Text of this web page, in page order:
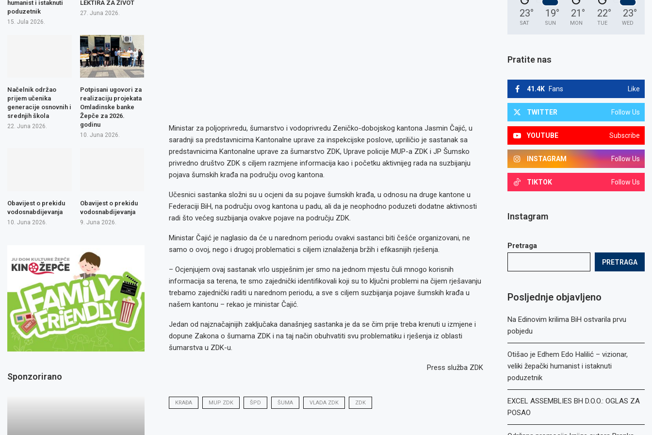
Ministar za poljoprivredu, šumarstvo i vodoprivredu Zeničko-dobojskog kantona Jasmin Čajić, u
saradnji sa predstavnicima Kantonalne uprave za inspekcijske poslove, upriličio je sastanak sa
predstavnicima Kantonalne uprave za šumarstvo ZDK, Uprave policije MUP-a ZDK i JP Šumsko
privredno društvo ZDK s ciljem razmjene informacija kao i početku aktivnijeg rada na suzbijanju
pojava šumskih krađa na području ovog kantona.
Učesnici sastanka složni su u ocjeni da su pojave šumskih krađa, u odnosu na druge kantone u
Federaciji BiH, na području ovog kantona u padu, ali da je neophodno poduzeti dodatne aktivnosti
radi što većeg suzbijanja ovakve pojave na području ZDK.
Ministar Čajić je naglasio da će u narednom periodu ovakvi sastanci biti češće organizovani, ne
samo o ovoj, nego i drugoj problematici s ciljem iznalaženja bržih i efikasnijih rješenja.
– Ocjenjujem ovaj sastanak vrlo uspješnim jer smo na jednom mjestu čuli mnogo korisnih
informacija sa terena, te smo zajednički identifikovali koji su to ključni problemi na čijem rješavanju
trebamo zajednički raditi u narednom periodu, a sve s ciljem suzbijanja pojave šumskih krađa u
našem kantonu – rekao je ministar Čajić.
Jedan od najznačajnijih zaključaka današnjeg sastanka je da se čim prije treba krenuti u izmjene i
dopune Zakona o šumama ZDK i na taj način obuhvatiti svu problematiku i rješenja iz oblasti
šumarstva u ZDK-u.
Press služba ZDK
KRAĐA MUP ZDK ŠPD ŠUMA VLADA ZDK ZDK
23°
SAT
19°
SUN
21 °
MON
22°
TUE
23°
WED
Pratite nas
41.4K Fans Like
TWITTER Follow Us
YOUTUBE Subscribe
INSTAGRAM Follow Us
TIKTOK Follow Us
Instagram
Pretraga
PRETRAGA
Posljednje objavljeno
Na Edinovim krilima BiH ostvarila prvu
pobjedu
Otišao je Edhem Edo Halilić – vizionar,
veliki žepački humanist i istaknuti
poduzetnik
EXCEL ASSEMBLIES BH D.O.O.: OGLAS ZA
POSAO
humanist i istaknuti
poduzetnik
15. Jula 2026.
LEKTIRA ZA ŽIVOT
27. Juna 2026.
Načelnik održao
prijem učenika
generacije osnovnih i
srednjih škola
22. Juna 2026.
Potpisani ugovori za
realizaciju projekata
Omladinske banke
Žepče za 2026.
godinu
10. Juna 2026.
Obavijest o prekidu
vodosnabdijevanja
10. Juna 2026.
Obavijest o prekidu
vodosnabdijevanja
9. Juna 2026.
Sponzorirano